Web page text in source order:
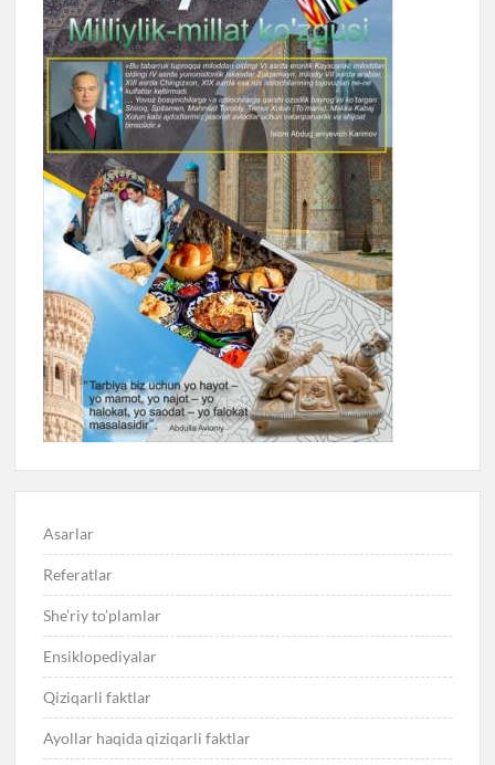
Asarlar
Referatlar
She’riy to’plamlar
Ensiklopediyalar
Qiziqarli faktlar
Ayollar haqida qiziqarli faktlar